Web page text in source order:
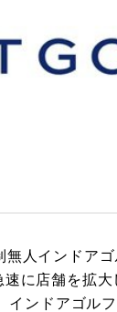
人インドア
に店舗を拡大
インドアゴル